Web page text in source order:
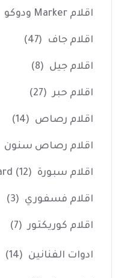
اقلام Marker ودوكو
اقلام جاف (47)
اقلام جيل (8)
اقلام حبر (27)
اقلام رصاص (14)
اقلام رصاص سنون
اقلام سبورة White Board (12)
اقلام فسفوري (3)
اقلام كوريكتور (7)
ادوات الفنانين (14)